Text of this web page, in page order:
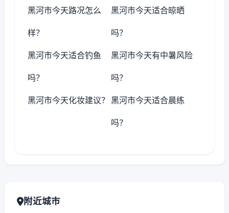
黑河市今天路况怎么
样？
黑河市今天适合晾晒
吗？
黑河市今天适合钓鱼
吗？
黑河市今天有中暑风险
吗？
黑河市今天化妆建议？ 黑河市今天适合晨练
吗？
附近城市